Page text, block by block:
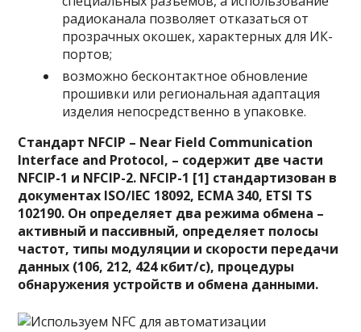
радиоканала позволяет отказаться от
прозрачных окошек, характерных для ИК-
портов;
возможно бесконтактное обновление
прошивки или региональная адаптация
изделия непосредственно в упаковке.
Стандарт NFCIP – Near Field Communication
Interface and Protocol, – содержит две части
NFCIP-1 и NFCIP-2. NFCIP-1 [1] стандартизован в
документах ISO/IEC 18092, ECMA 340, ETSI TS
102190. Он определяет два режима обмена –
активный и пассивный, определяет полосы
частот, типы модуляции и скорости передачи
данных (106, 212, 424 кбит/с), процедуры
обнаружения устройств и обмена данными.